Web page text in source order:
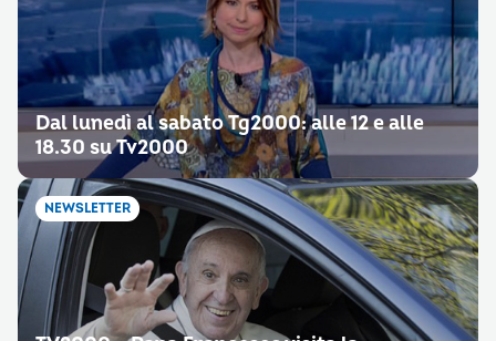
Dal lunedì al sabato Tg2000: alle 12 e alle
18.30 su Tv2000
NEWSLETTER